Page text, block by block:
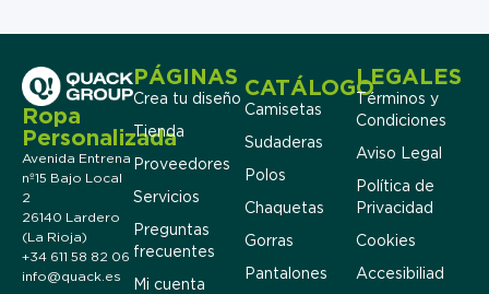
Ropa
Personalizada
Avenida Entrena
nº15 Bajo Local
2
26140 Lardero
(La Rioja)
+34 611 58 82 06
info@quack.es
PÁGINAS
Crea tu diseño
Tienda
Proveedores
Servicios
Preguntas
frecuentes
Mi cuenta
CATÁLOGO
Camisetas
Sudaderas
Polos
Chaquetas
Gorras
Pantalones
LEGALES
Términos y
Condiciones
Aviso Legal
Política de
Privacidad
Cookies
Accesibiliad